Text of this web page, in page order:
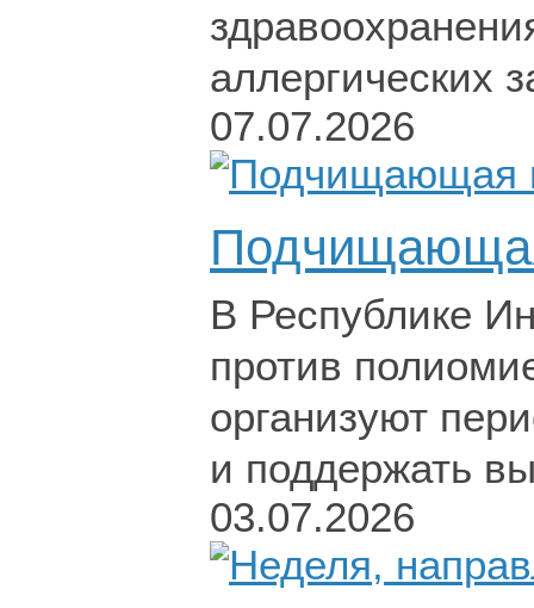
аллергических
07.07.2026
В Республике
против
организуют
и поддержать
03.07.2026